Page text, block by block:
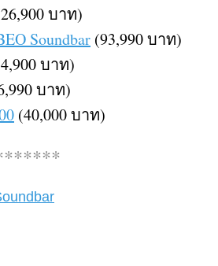
บาท)
Soundbar (93,990บาท)
บาท)
บาท)
(40,000บาท)